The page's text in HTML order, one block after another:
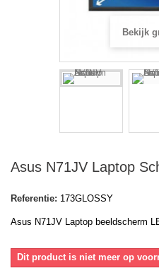
Bekijk
Asus N71JV Laptop
Referentie: 173GLOSSY
Asus N71JV Laptop beeldscherm
Dit product is niet meer op